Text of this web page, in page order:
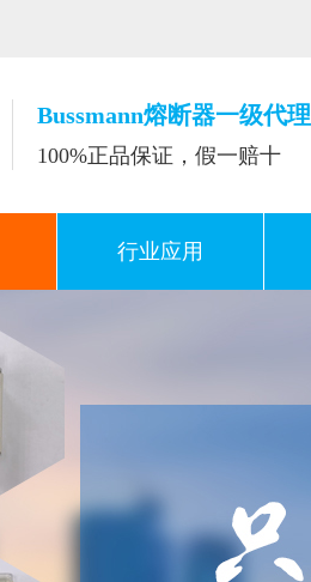
Bussmann熔断器一级代理
100%正品保证，假一赔十
行业应用